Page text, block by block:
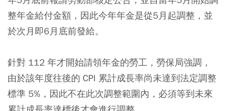
整年金給付金額，因此今年年金是從5月起調整，並
於次月即6月底前發給。
針對 112 年才開始請領年金的勞工，勞保局強調，
由於該年度往後的 CPI 累計成長率尚未達到法定調整
標準 5%，因此不在此次調整範圍內，必須等到未來